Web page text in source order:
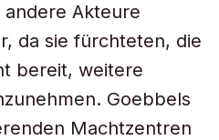
Akteure
da sie fürchteten, die
bereit, weitere
Goebbels
Machtzentren